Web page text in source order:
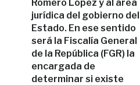
Romero López y al área
jurídica del gobierno del
Estado. En ese sentido
será la Fiscalía General
de la República (FGR) la
encargada de
determinar si existe